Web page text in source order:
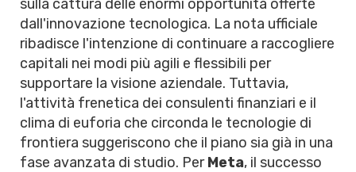
sulla cattura delle enormi opportunità offerte
dall'innovazione tecnologica. La nota ufficiale
ribadisce l'intenzione di continuare a raccogliere
capitali nei modi più agili e flessibili per
supportare la visione aziendale. Tuttavia,
l'attività frenetica dei consulenti finanziari e il
clima di euforia che circonda le tecnologie di
frontiera suggeriscono che il piano sia già in una
fase avanzata di studio. PerMeta, il successo